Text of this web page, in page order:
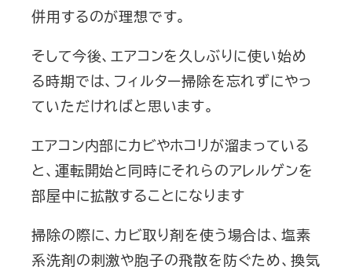
併用するのが理想です。
そして今後、エアコンを久しぶりに使い始め
る時期では、フィルター掃除を忘れずにやっ
ていただければと思います。
エアコン内部にカビやホコリが溜まっている
と、運転開始と同時にそれらのアレルゲンを
部屋中に拡散することになります
掃除の際に、カビ取り剤を使う場合は、塩素
系洗剤の刺激や胞子の飛散を防ぐため、換気